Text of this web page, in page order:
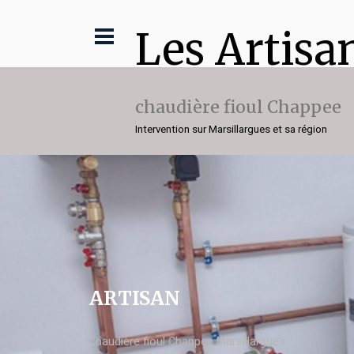
Les
chaudière fioul Chappee
Intervention sur Marsillargues et sa région
ARTISAN
chaudière fioul Chappee Marsillargues